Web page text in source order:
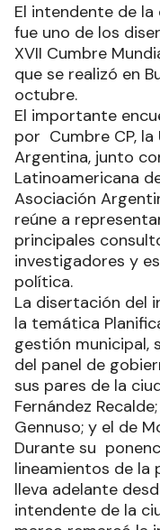
El intendente de
fue uno de los
XVII Cumbre
que se realizó en
octubre.
El importante
por Cumbre CP,
Argentina, junto
Latinoamericana
Asociación
reúne a
principales
investigadores y
política.
La disertación del
la temática
gestión municipal,
del panel de
sus pares de la
Fernández
Gennuso; y el de
Durante su
lineamientos de la
lleva adelante
intendente de la